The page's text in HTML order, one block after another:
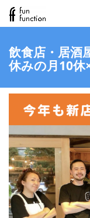
飲食店・居酒
休みの月10休